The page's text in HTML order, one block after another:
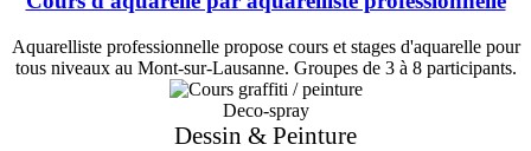
Aquarelliste professionnelle propose cours et stages d'aquarelle pour
tous niveaux au Mont-sur-Lausanne. Groupes de 3 à 8 participants.
Deco-spray
Dessin & Peinture